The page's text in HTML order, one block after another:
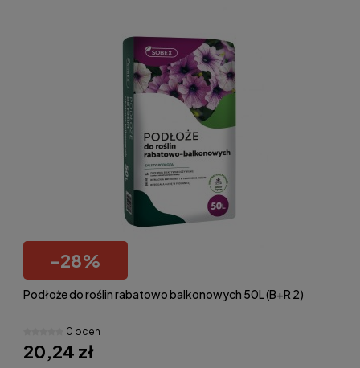
-28%
Podłoże do roślin rabatowo balkonowych 50L (B+R 2)
0 ocen
20,24 zł